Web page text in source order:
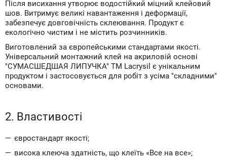
Після виcихання утворює водостійкий міцний клейовий
шов. Витримує великі навантаження і деформації,
забезпечує довговічність склеювання. Продукт є
екологічно чистим і не містить розчинників.
Виготовлений за європейськими стандартами якості.
Універсальний монтажний клей на акриловій основі
"СУМАСШЕДШАЯ ЛИПУЧКА" ТМ Lacrysil є унікальним
продуктом і застосовується для робіт з усіма "складними"
основами.
2. Властивості
євростандарт якості;
висока клеюча здатність, що клеїть «Все на все»;